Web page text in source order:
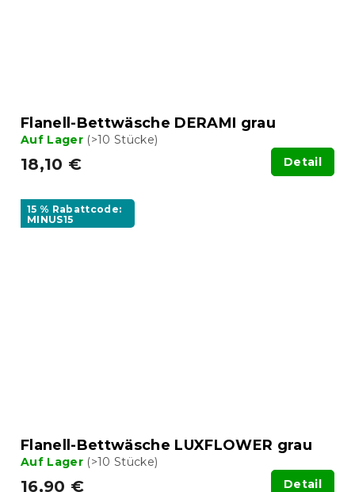
Flanell-Bettwäsche DERAMI grau
Auf Lager (>10 Stücke)
18,10 € Detail
15 % Rabattcode:
MINUS15
Flanell-Bettwäsche LUXFLOWER grau
Auf Lager (>10 Stücke)
16,90 € Detail